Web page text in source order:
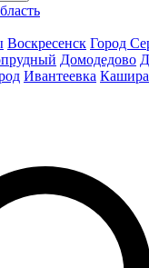
Воскресенск Город
Домодедово
Ивантеевка Кашира